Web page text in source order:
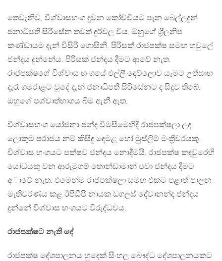
තෙවැනිව, විශ්වාසභංග දුවන කෝච්චියට පැන බෙල්ලදුන්
ජනාධිපති සිරිසේන තවත් දුර්වල විය. ඔහුගේ ශ්‍රීලනිප
කණ්ඩායම දැන් විසිරී ගොසිනි. පිරිසක් රාජපක්ෂ සමඟ හවුලේ
ජන්දය දුන්නේය. පිරිසක් ජන්දය දීමට ආවේ නැත.
රාජපක්ෂගේ විශ්වාස භංගයේ එල්ලී දෙව්ලොව යෑමට උත්සාහ
දැරෑ ගමරාළට වූදේ දැන් ජනාධිපති සිරිසේනට ද සිදුව තිබේ.
ඔහුගේ පශ්චාත්භාගය බිම ඇනී ඇත.
විශ්වාසභංග යෝජනා ජන්ද විමසීමෙහිදී රාජපක්ෂලා ලද
ලොකුම පරාජය නම් කිසිදු දෙමළ හෝ මුස්ලිම් මංත්‍රීවරයකු
විශ්වාස භංගයට පක්ෂව ජන්දය නොදීමයි. රාජපක්ෂ කඳවුරෙහි
යෝධයකු වන ආරුමුගම් තොන්ඩාමාන් පවා ජන්දය දීමට
අාවේ නැත. එමෙන්ම රාජපක්ෂලා සමඟ එකට පළාත් පාලන
මැතිවරණය කළ ඊපීඩීපී නායක ඩගලස් දේවානන්ද ජන්දය
දුන්නේ විශ්වාස භංගයට විරුද්ධවය.
රාජපක්ෂට නැති දේ
රාජපක්ෂ දේශපාලනය හුදෙක් සිංහල බෞද්ධ දේශපාලනයකට